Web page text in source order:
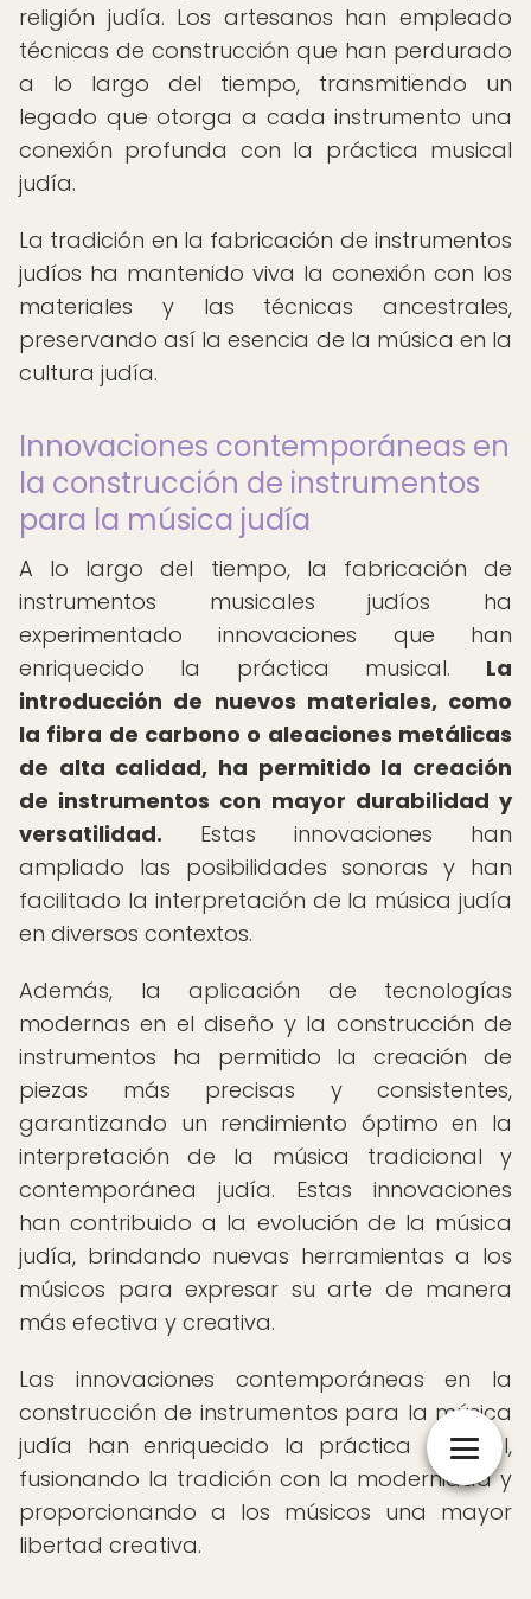
religión judía. Los artesanos han empleado
técnicas de construcción que han perdurado
a lo largo del tiempo, transmitiendo un
legado que otorga a cada instrumento una
conexión profunda con la práctica musical
judía.
La tradición en la fabricación de instrumentos
judíos ha mantenido viva la conexión con los
materiales y las técnicas ancestrales,
preservando así la esencia de la música en la
cultura judía.
Innovaciones contemporáneas en
la construcción de instrumentos
para la música judía
A lo largo del tiempo, la fabricación de
instrumentos musicales judíos ha
experimentado innovaciones que han
enriquecido la práctica musical. La
introducción de nuevos materiales, como
la fibra de carbono o aleaciones metálicas
de alta calidad, ha permitido la creación
de instrumentos con mayor durabilidad y
versatilidad. Estas innovaciones han
ampliado las posibilidades sonoras y han
facilitado la interpretación de la música judía
en diversos contextos.
Además, la aplicación de tecnologías
modernas en el diseño y la construcción de
instrumentos ha permitido la creación de
piezas más precisas y consistentes,
garantizando un rendimiento óptimo en la
interpretación de la música tradicional y
contemporánea judía. Estas innovaciones
han contribuido a la evolución de la música
judía, brindando nuevas herramientas a los
músicos para expresar su arte de manera
más efectiva y creativa.
Las innovaciones contemporáneas en la
construcción de instrumentos para la música
judía han enriquecido la práctica musical,
fusionando la tradición con la modernidad y
proporcionando a los músicos una mayor
libertad creativa.